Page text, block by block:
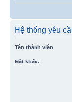
Hệ thống yêu
Tên thành viên:
Mật khẩu: